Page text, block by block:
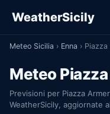
WeatherSicily
Meteo Sicilia › Enna › Piazza
Meteo
Previsioni per Piazza
WeatherSicily, aggiornate